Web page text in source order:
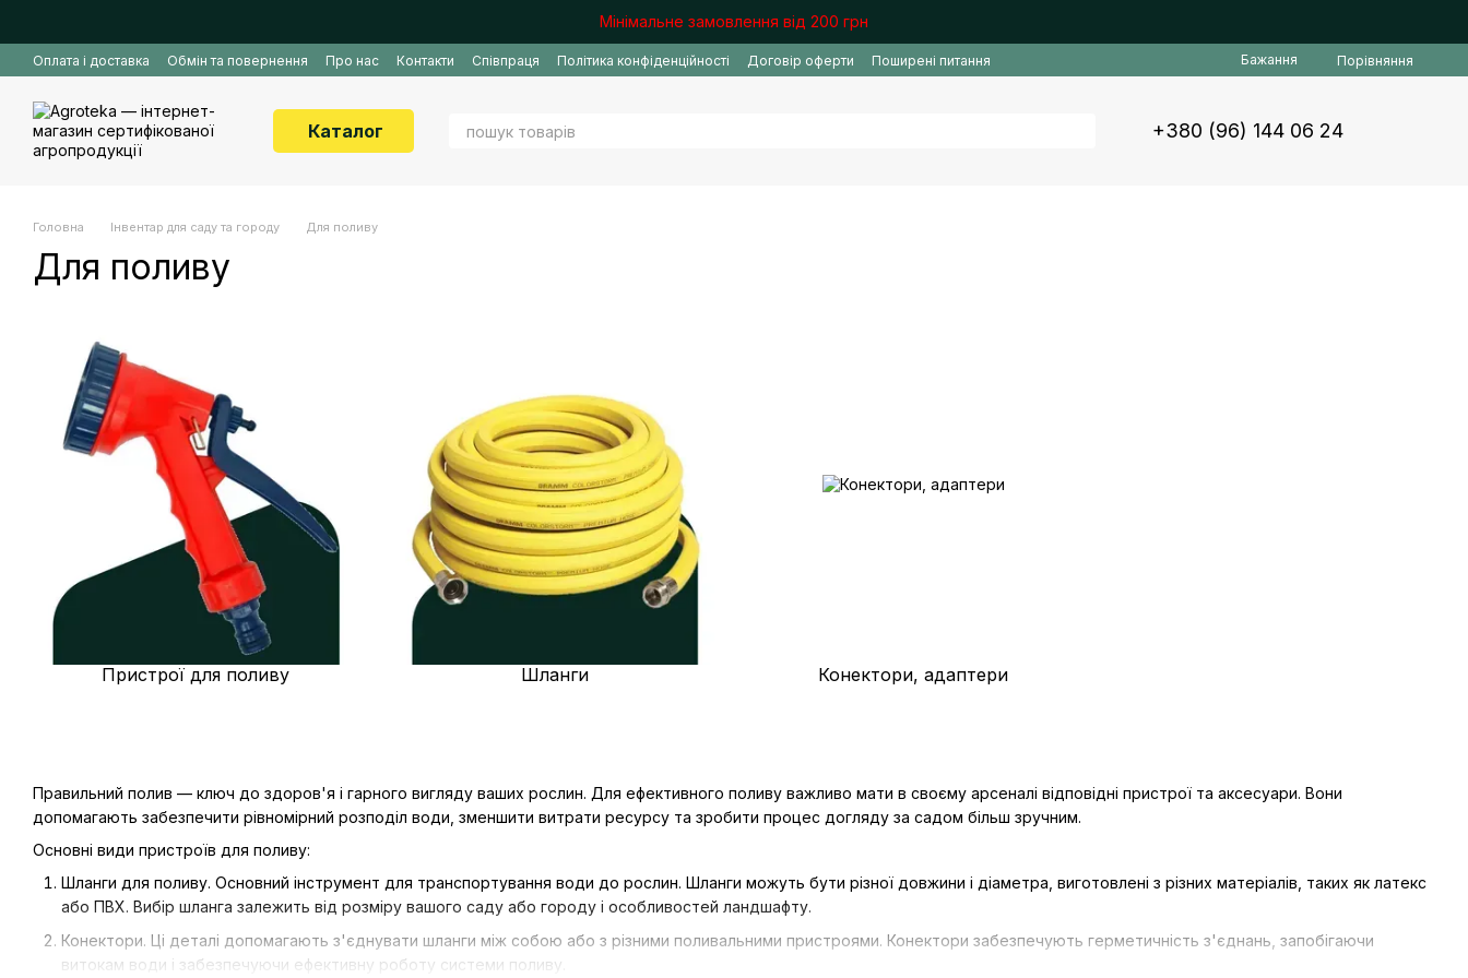
Мінімальне замовлення від 200 грн
Оплата і доставка Обмін та повернення Про нас Контакти Співпраця Політика конфіденційності Договір оферти Поширені питання Бажання Порівняння
Каталог +380 (96) 144 06 24
Головна Інвентар для саду та городу Для поливу
Для поливу
Правильний полив — ключ до здоров'я і гарного вигляду ваших рослин. Для ефективного поливу важливо мати в своєму арсеналі відповідні пристрої та аксесуари. Вони
допомагають забезпечити рівномірний розподіл води, зменшити витрати ресурсу та зробити процес догляду за садом більш зручним.
Основні види пристроїв для поливу:
Шланги для поливу. Основний інструмент для транспортування води до рослин. Шланги можуть бути різної довжини і діаметра, виготовлені з різних матеріалів, таких як латекс
або ПВХ. Вибір шланга залежить від розміру вашого саду або городу і особливостей ландшафту.
Конектори. Ці деталі допомагають з'єднувати шланги між собою або з різними поливальними пристроями. Конектори забезпечують герметичність з'єднань, запобігаючи
витокам води і забезпечуючи ефективну роботу системи поливу.
Пристрої для поливу Шланги Конектори, адаптери